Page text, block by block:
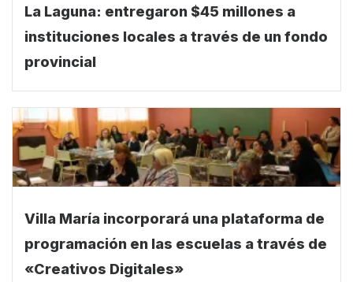
La Laguna: entregaron $45 millones a
instituciones locales a través de un fondo
provincial
Villa María incorporará una plataforma de
programación en las escuelas a través de
«Creativos Digitales»